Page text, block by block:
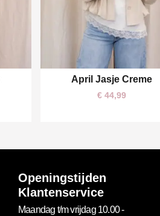
S/M M/L
April Jasje Creme
€ 44,99
Openingstijden
Klantenservice
Maandag t/m vrijdag 10.00 -